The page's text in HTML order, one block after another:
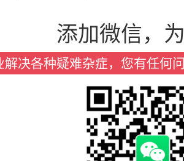
添加微信，
解决各种疑难杂症，您有任何